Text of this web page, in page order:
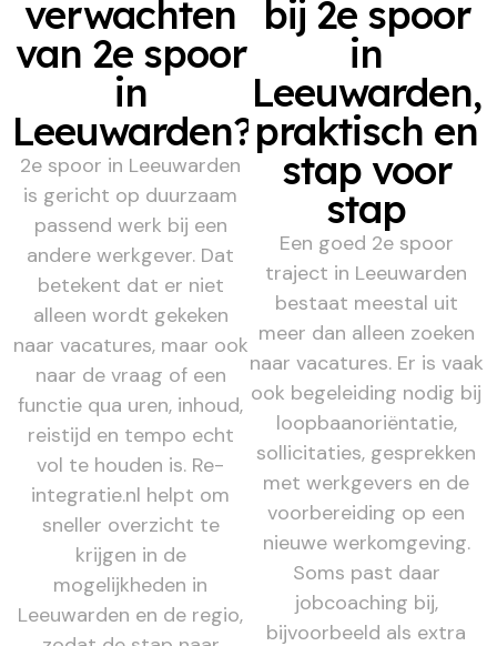
verwachten
van 2e spoor
in
Leeuwarden?
2e spoor in Leeuwarden
is gericht op duurzaam
passend werk bij een
andere werkgever. Dat
betekent dat er niet
alleen wordt gekeken
naar vacatures, maar ook
naar de vraag of een
functie qua uren, inhoud,
reistijd en tempo echt
vol te houden is. Re-
integratie.nl helpt om
sneller overzicht te
krijgen in de
mogelijkheden in
Leeuwarden en de regio,
bij 2e spoor
in
Leeuwarden,
praktisch en
stap voor
stap
Een goed 2e spoor
traject in Leeuwarden
bestaat meestal uit
meer dan alleen zoeken
naar vacatures. Er is vaak
ook begeleiding nodig bij
loopbaanoriëntatie,
sollicitaties, gesprekken
met werkgevers en de
voorbereiding op een
nieuwe werkomgeving.
Soms past daar
jobcoaching bij,
bijvoorbeeld als extra